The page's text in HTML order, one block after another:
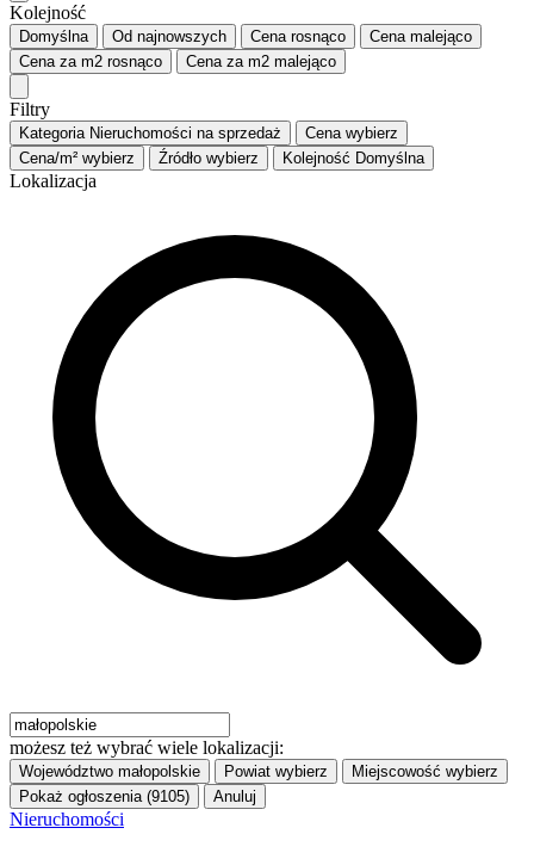
Kolejność
Domyślna Od najnowszych Cena rosnąco Cena malejąco
Cena za m2 rosnąco Cena za m2 malejąco
Filtry
Kategoria Nieruchomości na sprzedaż Cena wybierz
Cena/m² wybierz Źródło wybierz Kolejność Domyślna
Lokalizacja
możesz też wybrać wiele lokalizacji:
Województwo małopolskie Powiat wybierz Miejscowość wybierz
Pokaż ogłoszenia (9105)
Anuluj
Nieruchomości